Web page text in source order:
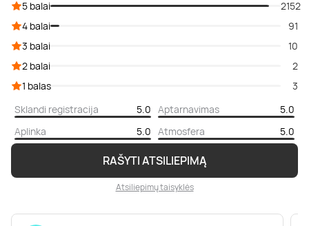
RAŠYTI ATSILIEPIMĄ
Atsiliepimų taisyklės
5 balai
2152
4 balai
91
3 balai
10
2 balai
2
1 balas
3
Sklandi registracija
5.0 Aptarnavimas
5.0
Aplinka
5.0 Atmosfera 5.0